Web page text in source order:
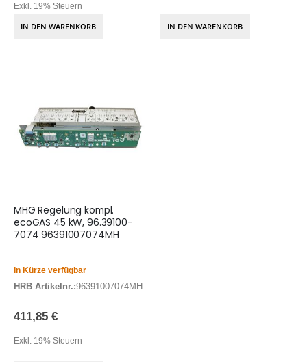
Exkl. 19% Steuern
IN DEN WARENKORB IN DEN WARENKORB
MHG Regelung kompl.
ecoGAS 45 kW, 96.39100-
7074 96391007074MH
In Kürze verfügbar
HRB Artikelnr.:96391007074MH
411,85 €
Exkl. 19% Steuern